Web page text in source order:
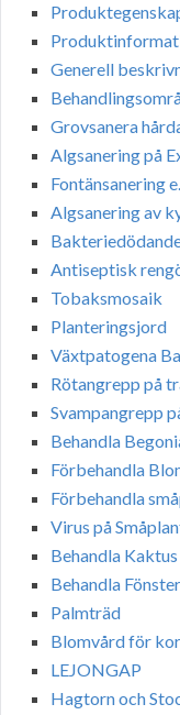
Generell
Grovsanera
Algsanering på
Fontänsanering
Algsanering av
Antiseptisk
Tobaksmosaik
Planteringsjord
Växtpatogena
Rötangrepp på
Svampangrepp
Behandla
Förbehandla
Förbehandla
Virus på
Behandla Kaktus
Behandla
Palmträd
Blomvård för
LEJONGAP
Hagtorn och